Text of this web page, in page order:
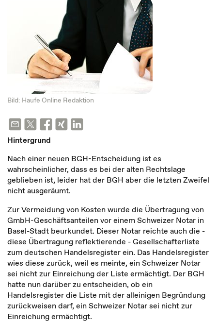
Bild: Haufe Online Redaktion
Hintergrund
Nach einer neuen BGH-Entscheidung ist es
wahrscheinlicher, dass es bei der alten Rechtslage
geblieben ist, leider hat der BGH aber die letzten Zweifel
nicht ausgeräumt.
Zur Vermeidung von Kosten wurde die Übertragung von
GmbH-Geschäftsanteilen vor einem Schweizer Notar in
Basel-Stadt beurkundet. Dieser Notar reichte auch die -
diese Übertragung reflektierende - Gesellschafterliste
zum deutschen Handelsregister ein. Das Handelsregister
wies diese zurück, weil es meinte, ein Schweizer Notar
sei nicht zur Einreichung der Liste ermächtigt. Der BGH
hatte nun darüber zu entscheiden, ob ein
Handelsregister die Liste mit der alleinigen Begründung
zurückweisen darf, ein Schweizer Notar sei nicht zur
Einreichung ermächtigt.